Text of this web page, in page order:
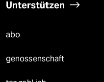
Unterstützen
abo
genossenschaft